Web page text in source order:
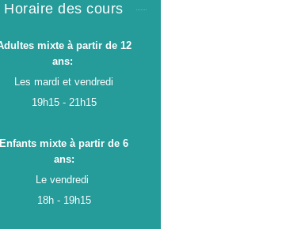
Horaire des cours
mixte à partir de 12
ans:
Les mardi et vendredi
19h15 - 21h15
Enfants mixte à partir de 6
ans:
Le vendredi
18h - 19h15